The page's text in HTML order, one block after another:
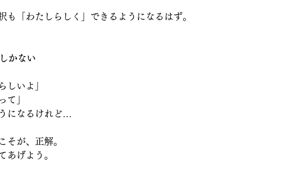
も「わたしらしく」できるようになるはず。
かない
しいよ」
て」
になるけれど…
そが、正解。
あげよう。